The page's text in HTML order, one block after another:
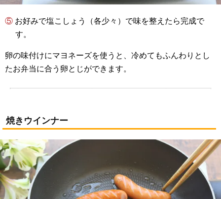
⑤ お好みで塩こしょう（各少々）で味を整えたら完成で
す。
卵の味付けにマヨネーズを使うと、冷めてもふんわりとし
たお弁当に合う卵とじができます。
焼きウインナー